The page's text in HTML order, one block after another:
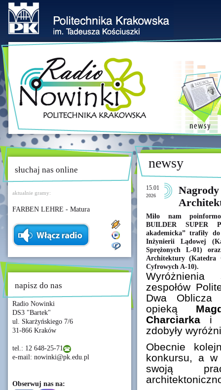
słuchaj nas online
aktualnie gramy:
FARBEN LEHRE - Matura
napisz do nas
Radio Nowinki
DS3 "Bartek"
ul. Skarżyńskiego 7/6
31-866 Kraków
tel.: 12 648-25-71
e-mail: nowinki@pk.edu.pl
Obserwuj nas na:
newsy
15.01
2026
Miło nam
BUILDER SUPER
akademicka” trafiły
Inżynierii Lądowej
Sprężonych L-01)
Architektury (Katedra
Cyfrowych A-10).
Wyróżnienia
zespołów
Dwa Oblicza
opieką
Charciarka i
zdobyły
Obecnie
konkursu, a w
swoją